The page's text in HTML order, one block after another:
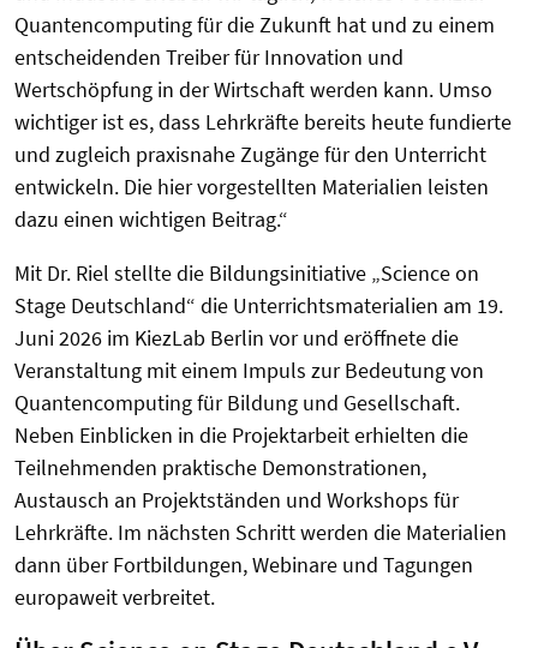
Quantencomputing für die Zukunft hat und zu einem
entscheidenden Treiber für Innovation und
Wertschöpfung in der Wirtschaft werden kann. Umso
wichtiger ist es, dass Lehrkräfte bereits heute fundierte
und zugleich praxisnahe Zugänge für den Unterricht
entwickeln. Die hier vorgestellten Materialien leisten
dazu einen wichtigen Beitrag.“
Mit Dr. Riel stellte die Bildungsinitiative „Science on
Stage Deutschland“ die Unterrichtsmaterialien am 19.
Juni 2026 im KiezLab Berlin vor und eröffnete die
Veranstaltung mit einem Impuls zur Bedeutung von
Quantencomputing für Bildung und Gesellschaft.
Neben Einblicken in die Projektarbeit erhielten die
Teilnehmenden praktische Demonstrationen,
Austausch an Projektständen und Workshops für
Lehrkräfte. Im nächsten Schritt werden die Materialien
dann über Fortbildungen, Webinare und Tagungen
europaweit verbreitet.